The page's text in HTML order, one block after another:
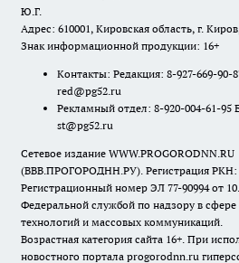
Ю.Г.
Адрес: 610001, Кировская область, г.
Знак информационной продукции: 16+
Контакты: Редакция: 8-927-669-90-
red@pg52.ru
Рекламный отдел: 8-920-004-61-95
st@pg52.ru
Сетевое издание WWW.PROGORODNN.RU
(ВВВ.ПРОГОРОДНН.РУ). Регистрация РКН:
Регистрационный номер ЭЛ 77-90994 от
Федеральной службой по надзору в
технологий и массовых коммуникаций.
Возрастная категория сайта 16+. При
новостного портала progorodnn.ru